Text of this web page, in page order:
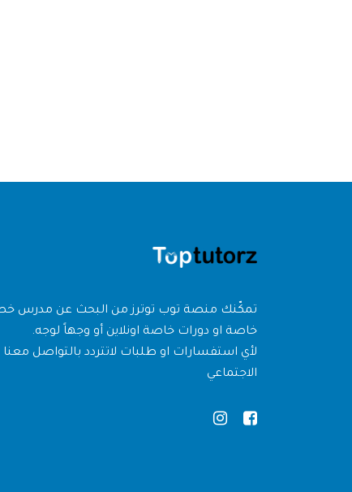
تمكّنك منصة توب توترز من البحث عن
خاصة او دورات خاصة اونلاين أو وجهاً لوجه.
لأي استفسارات او طلبات لاتتردد بالتواصل
الاجتماعي